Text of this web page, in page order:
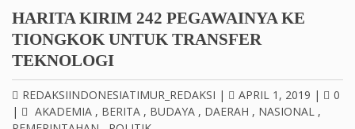
HARITA KIRIM 242 PEGAWAINYA KE
TIONGKOK UNTUK TRANSFER
TEKNOLOGI
REDAKSIINDONESIATIMUR_REDAKSI | APRIL 1, 2019 |
0
|
AKADEMIA , BERITA , BUDAYA , DAERAH , NASIONAL ,